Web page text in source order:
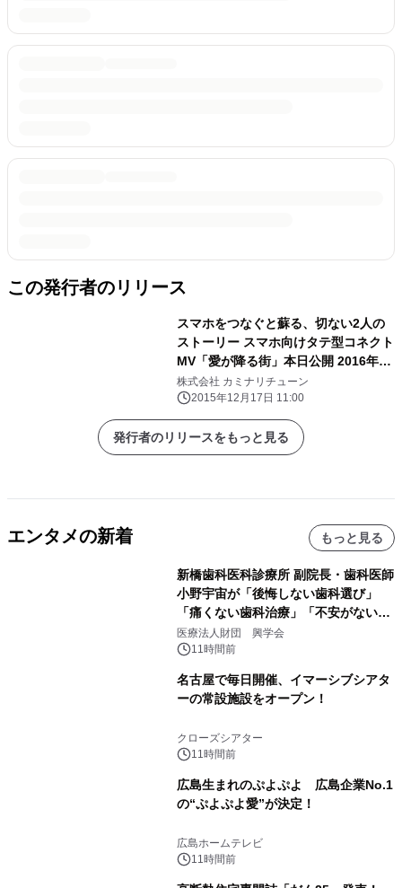
この発行者のリリース
スマホをつなぐと蘇る、切ない2人の
ストーリー スマホ向けタテ型コネクト
MV「愛が降る街」本日公開 2016年、
モバイル動画はタテが主流に…？
株式会社 カミナリチューン
2015年12月17日 11:00
発行者のリリースをもっと見る
エンタメの新着 もっと見る
新橋歯科医科診療所 副院長・歯科医師
小野宇宙が「後悔しない歯科選び」
「痛くない歯科治療」「不安がない治
療計画」をテーマに専門監修
医療法人財団 興学会
11時間前
名古屋で毎日開催、イマーシブシアタ
ーの常設施設をオープン！
クローズシアター
11時間前
広島生まれのぷよぷよ 広島企業No.1
の“ぷよぷよ愛”が決定！
広島ホームテレビ
11時間前